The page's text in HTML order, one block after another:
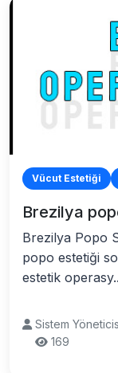
Vücut Estetiği
Brezilya
Brezilya Popo
popo estetiği
estetik
Sistem
169